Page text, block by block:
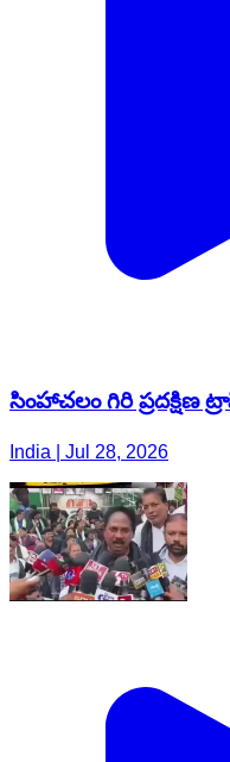
సింహాచలం గిరి ప్రదక్షిణ
India | Jul 28, 2026